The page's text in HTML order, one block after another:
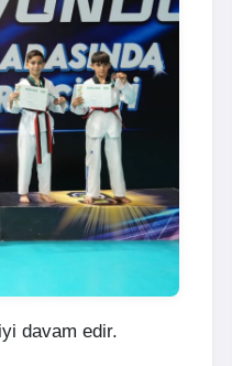
davam edir.